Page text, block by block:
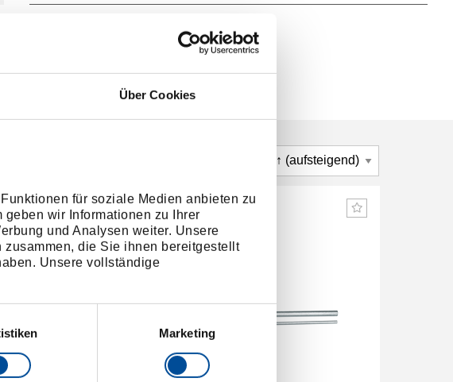
Über Cookies
für soziale Medien anbieten zu
wir Informationen zu Ihrer
und Analysen weiter. Unsere
die Sie ihnen bereitgestellt
Unsere vollständige
Marketing